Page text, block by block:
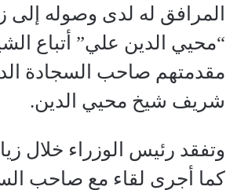
المرافق له لدى وصوله إلى
“محيي الدين علي” أتباع
مقدمتهم صاحب السجادة
شريف شيخ محيي الدين.
وتفقد رئيس الوزراء خلال
كما أجرى لقاء مع صاحب